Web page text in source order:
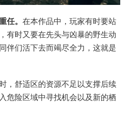
任。 在本作品中，玩家有时要站
有时又要在先头与凶暴的野生动
伴们活下去而竭尽全力，这就是
，舒适区的资源不足以支撑后续
危险区域中寻找机会以及新的栖